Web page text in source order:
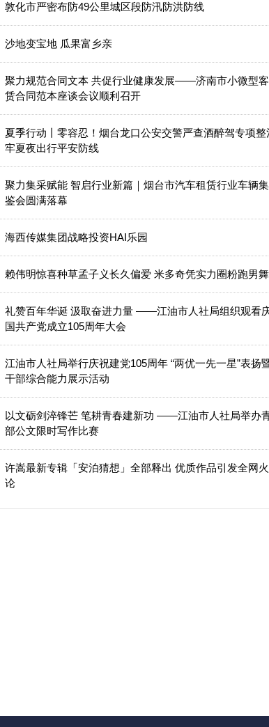
敦化市严密布防49公里城区段防汛防洪防线
沙地变宝地 瓜果富乡亲
聚力规范合同文本 共促行业健康发展——济南市小微型
赁合同范本座谈会议顺利召开
夏季行动丨零容忍！烟台龙口公安交警严查酒醉驾专项整
牢夏夜出行平安防线
聚力集采赋能 智启行业新篇｜烟台市汽车租赁行业车辆
鉴会圆满落幕
海西传媒集团战略投资HAI乐园
赖伟明惊喜种草孟子义长久偏爱 米多奇凭实力圈粉跑男
礼赞百年华诞 汲取奋进力量 ——江油市人社局组织观看
国共产党成立105周年大会
江油市人社局举行庆祝建党105周年 “两优一先一星”表扬
干部综合能力展示活动
以文砺剑淬锋芒 笔耕青春建新功 ——江油市人社局举办
部公文限时写作比赛
许嵩最新专辑「安泊猜想」全部释出 优质作品引发全网
论